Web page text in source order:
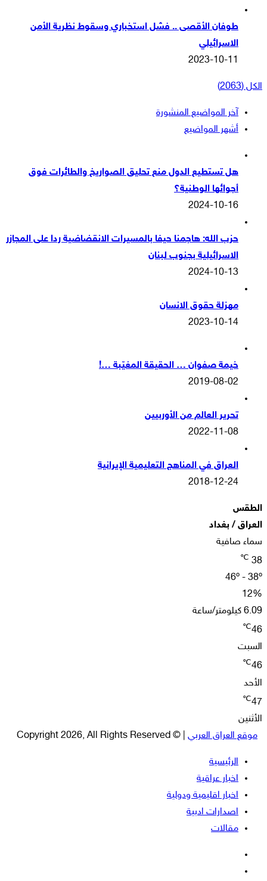
طوفان الأقصى .. فشل استخباري وسقوط نظرية الأمن
الاسرائيلي
2023-10-11
الكل (2063)
آخر المواضيع المنشورة
أشهر المواضيع
هل تستطيع الدول منع تحليق الصواريخ والطائرات فوق
أجوائها الوطنية؟
2024-10-16
حزب الله: هاجمنا حيفا بالمسيرات الانقضاضية ردا على المجازر
الاسرائيلية بجنوب لبنان
2024-10-13
مهزلة حقوق الانسان
2023-10-14
خيمة صفوان … الحقيقة المغيّبة …!
2019-08-02
تحرير العالم من الأوربيين
2022-11-08
العراق في المناهج التعليمية الإيرانية
2018-12-24
الطقس
العراق / بغداد
سماء صافية
38
℃
46º - 38º
12%
6.09 كيلومتر/ساعة
46
℃
السبت
46
℃
الأحد
47
℃
الأثنين
موقع العراق العربي | © Copyright 2026, All Rights Reserved
الرئيسية
اخبار عراقية
اخبار اقليمية ودولية
اصدارات ادبية
مقالات